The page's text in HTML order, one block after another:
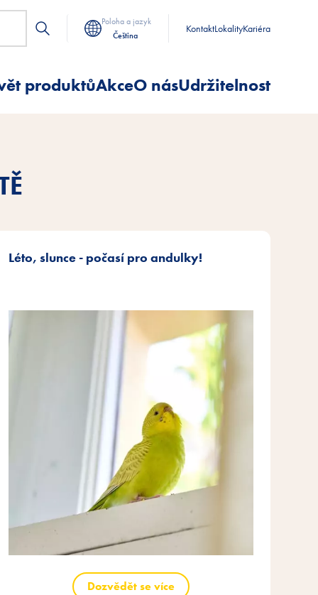
Poloha a jazyk
Čeština
KontaktLokalityKariéra
produktůAkceO násUdržitelnost
Léto, slunce - počasí pro andulky!
Dozvědět se více